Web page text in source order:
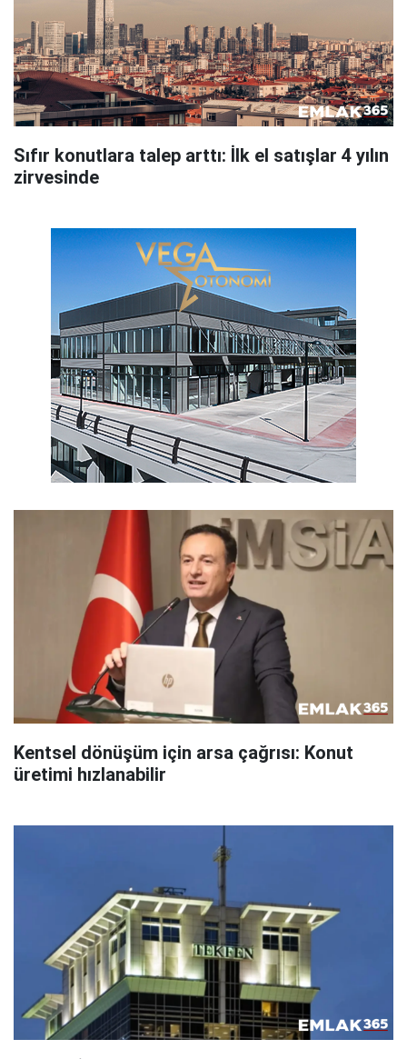
Sıfır konutlara talep arttı: İlk el satışlar 4 yılın
zirvesinde
Kentsel dönüşüm için arsa çağrısı: Konut
üretimi hızlanabilir